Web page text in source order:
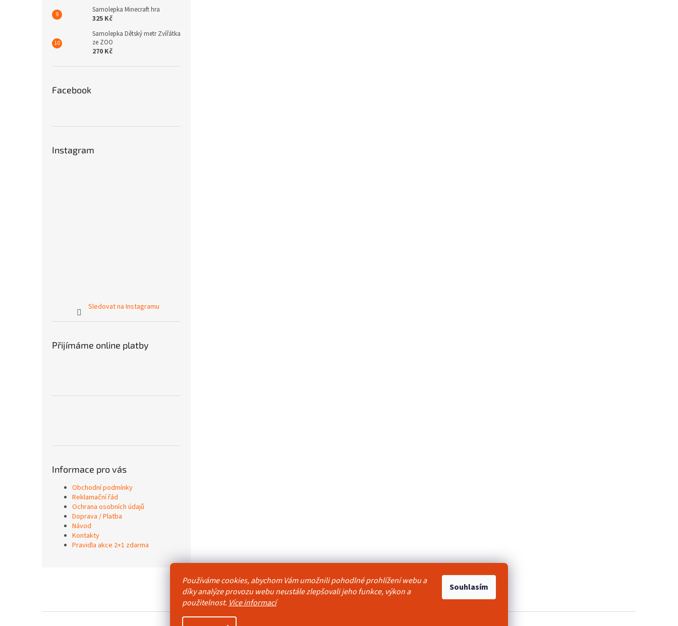
Používáme cookies, abychom Vám umožnili pohodlné prohlížení webu a
díky analýze provozu webu neustále zlepšovali jeho funkce, výkon a
použitelnost. Více informací
Souhlasím
Samolepka Minecraft hra
325 Kč
Samolepka Dětský metr Zvířátka
ze ZOO
270 Kč
Facebook
Instagram
Sledovat na Instagramu
Přijímáme online platby
Informace pro vás
Obchodní podmínky
Reklamační řád
Ochrana osobních údajů
Doprava / Platba
Návod
Kontakty
Pravidla akce 2+1 zdarma
Obchodní podmínky Reklamační řád Ochrana osobních údajů Kontakty Pravidla akce 2+1 zdarma